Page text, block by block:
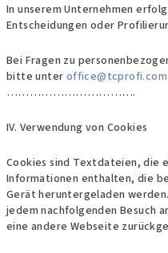
In unserem Unternehmen
Entscheidungen oder
Bei Fragen zu
bitte unter office@tcprofi.com
…………………………….
IV. Verwendung von Cookies
Cookies sind Textdateien, die
Informationen enthalten, die
Gerät heruntergeladen
jedem nachfolgenden Besuch
eine andere Webseite